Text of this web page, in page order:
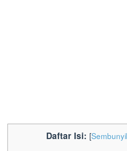
Daftar Isi: [